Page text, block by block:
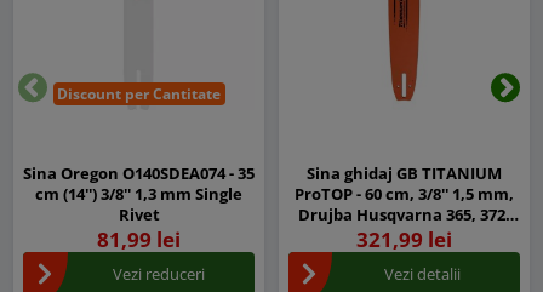
Discount per Cantitate
Sina Oregon O140SDEA074 - 35
cm (14'') 3/8'' 1,3 mm Single
Rivet
81,99 lei
Vezi reduceri
Sina ghidaj GB TITANIUM
ProTOP - 60 cm, 3/8'' 1,5 mm,
Drujba Husqvarna 365, 372,
562, 572, 575, 576
321,99 lei
Vezi detalii